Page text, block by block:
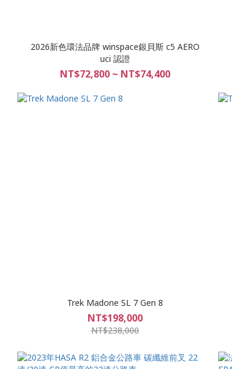
2026新色環法品牌 winspace銀貝斯 c5 AERO
uci 認證
NT$72,800 ~ NT$74,400
Trek Madone SL 7 Gen 8
NT$198,000
NT$238,000